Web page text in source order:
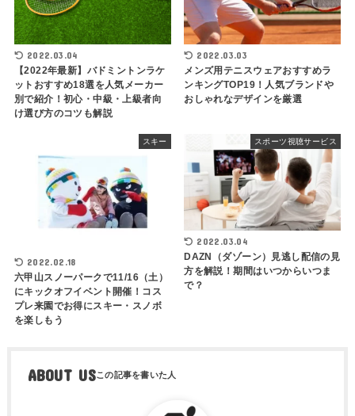
2022.03.04
【2022年最新】バドミントンラケ
ットおすすめ18選を人気メーカー
別で紹介！初心・中級・上級者向
け選び方のコツも解説
2022.03.03
メンズ用テニスウェアおすすめラ
ンキングTOP19！人気ブランドや
おしゃれなデザインを厳選
スキー
2022.02.18
六甲山スノーパークで11/16（土）
にキックオフイベント開催！コス
プレ来園でお得にスキー・スノボ
を楽しもう
スポーツ視聴サービス
2022.03.04
DAZN（ダゾーン）見逃し配信の見
方を解説！期間はいつからいつま
で？
ABOUT US